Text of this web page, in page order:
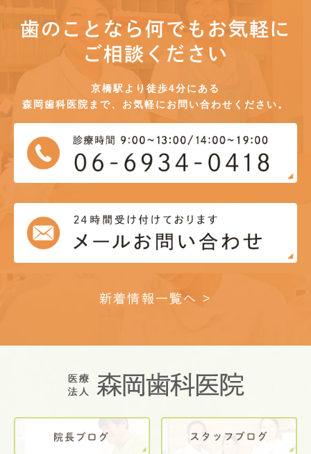
歯のことなら何でもお気軽に
ご相談ください
京橋駅より徒歩4分にある
森岡歯科医院まで、お気軽にお問い合わせください。
新着情報一覧へ >